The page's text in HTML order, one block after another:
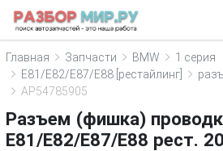
Главная Запчасти BMW
1 серия
E81/E82/E87/E88 [рестайлинг]
AP54785905
Разъем (фишка)
E81/E82/E87/E88 рест.